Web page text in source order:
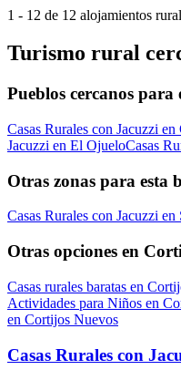
1 - 12 de 12 alojamientos
Turismo rural
Pueblos cercanos para
Casas Rurales con Jacuzzi en
Jacuzzi en El OjueloCasas
Otras zonas para esta
Casas Rurales con Jacuzzi
Otras opciones en
Casas rurales baratas en
Actividades para Niños en
en Cortijos Nuevos
Casas Rurales con